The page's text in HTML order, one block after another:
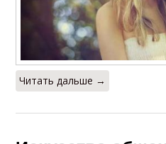
Читать дальше →